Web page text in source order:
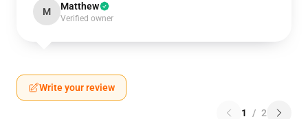
M Matthew
Verified owner
Write your review
1 / 2